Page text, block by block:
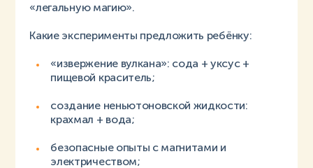
«легальную магию».
Какие эксперименты предложить ребёнку:
«извержение вулкана»: сода + уксус +
пищевой краситель;
создание неньютоновской жидкости:
крахмал + вода;
безопасные опыты с магнитами и
электричеством;